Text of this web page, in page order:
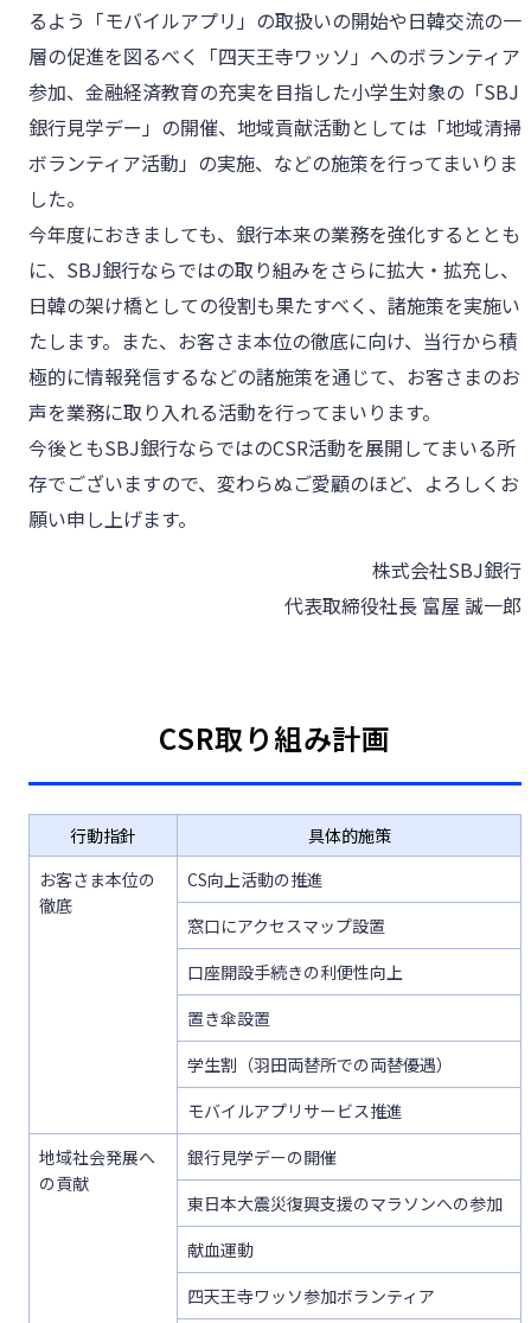
るよう「モバイルアプリ」の取扱いの開始や日韓交流の一
層の促進を図るべく「四天王寺ワッソ」へのボランティア
参加、金融経済教育の充実を目指した小学生対象の「SBJ
銀行見学デー」の開催、地域貢献活動としては「地域清掃
ボランティア活動」の実施、などの施策を行ってまいりま
した。
今年度におきましても、銀行本来の業務を強化するととも
に、SBJ銀行ならではの取り組みをさらに拡大・拡充し、
日韓の架け橋としての役割も果たすべく、諸施策を実施い
たします。また、お客さま本位の徹底に向け、当行から積
極的に情報発信するなどの諸施策を通じて、お客さまのお
声を業務に取り入れる活動を行ってまいります。
今後ともSBJ銀行ならではのCSR活動を展開してまいる所
存でございますので、変わらぬご愛顧のほど、よろしくお
願い申し上げます。
株式会社SBJ銀行
代表取締役社長 富屋 誠一郎
CSR取り組み計画
行動指針
具体的施策
お客さま本位の
徹底
CS向上活動の推進
窓口にアクセスマップ設置
口座開設手続きの利便性向上
置き傘設置
学生割（羽田両替所での両替優遇）
モバイルアプリサービス推進
地域社会発展へ
の貢献
銀行見学デーの開催
東日本大震災復興支援のマラソンへの参加
献血運動
四天王寺ワッソ参加ボランティア